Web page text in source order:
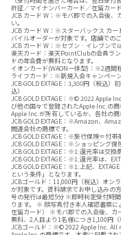
許証／マイナンバーカード／在留カード
JCB カード W：※モバ即での入会後、
い。
JCB カード W：※スターバックス カ
バイルオーダーが対象です。店舗での
JCB カード W：※セブン‐イレブンで
楽天カード：楽天PointClubの会員ラ
ドの年会費が無料となります。
イオンカード(WAON一体型)：※2週間
ライフカード：※新規入会キャンペー
JCB GOLD EXTAGE：3,300円（税込
込）
JCB GOLD EXTAGE：※© 2022 Apple
び他の国々で登録されたApple Inc.の
Apple Inc.が所有しているか、各社の商
JCB GOLD EXTAGE：※Amazon、
関連会社の商標です。
JCB GOLD EXTAGE：※旅行保険＝付帯
JCB GOLD EXTAGE：※ショッピング
JCB GOLD EXTAGE：※1:還元率は交換
JCB GOLD EXTAGE：※1:還元率は、
JCB GOLD EXTAGE：※1:上記、
という条件」となります。
JCBゴールド：11,000円（税込）オン
が対象です。資料請求でお申し込みの
号の発行は最短5分 ※即時判定受付時
ります。 ※ 顔写真付き本人確認書類
在留カード） ※モバ即での入会後、
無料、2人目より1名様につき1,100円（
JCBゴールド：※© 2022 Apple Inc. All